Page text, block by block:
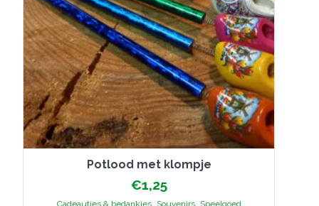
Potlood met klompje
€1,25
Cadeautjes & bedankjes, Souvenirs, Speelgoed